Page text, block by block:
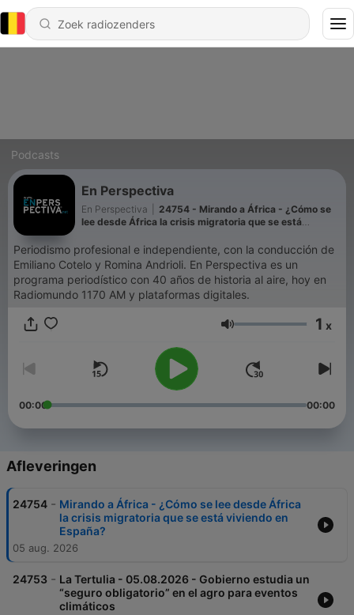
Podcasts
En Perspectiva
En Perspectiva
24754 - Mirando a África - ¿Cómo se
lee desde África la crisis migratoria que se está
Periodismo profesional e independiente, con la conducción de
Emiliano Cotelo y Romina Andrioli. En Perspectiva es un
programa periodístico con 40 años de historia al aire, hoy en
Radiomundo 1170 AM y plataformas digitales.
Volume 1 x
00:00 00:00
Afleveringen
24754 - Mirando a África - ¿Cómo se lee desde África
la crisis migratoria que se está viviendo en
España?
05 aug. 2026
24753 - La Tertulia - 05.08.2026 - Gobierno estudia un
“seguro obligatorio” en el agro para eventos
climáticos